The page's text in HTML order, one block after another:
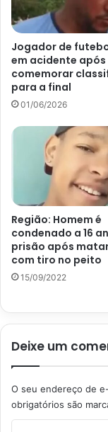
Jogador de
em acidente após
comemorar
para a final
01/06/2026
Região: Homem é
condenado a 16
prisão após
com tiro no peito
15/09/2022
Deixe um
O seu endereço de
obrigatórios são